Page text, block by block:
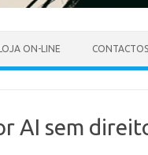
ON-LINE CONTACTOS
AI sem